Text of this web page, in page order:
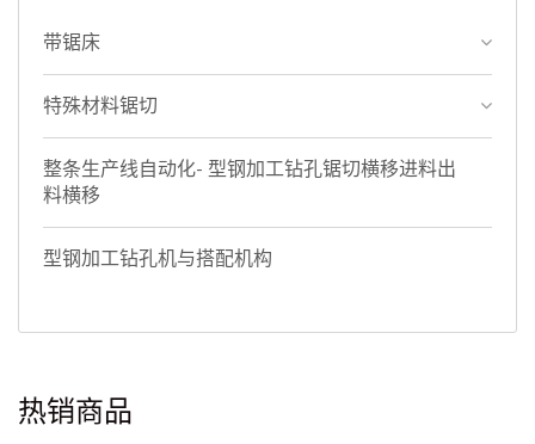
带锯床
特殊材料锯切
整条生产线自动化- 型钢加工钻孔锯切横移进料出
料横移
型钢加工钻孔机与搭配机构
热销商品